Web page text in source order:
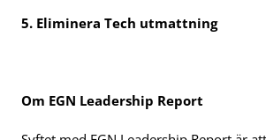
5. Eliminera Tech utmattning
Om EGN Leadership Report